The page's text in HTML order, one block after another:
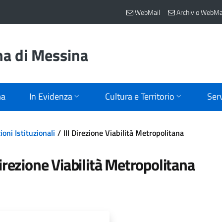
WebMail Archivio
di Messina
In Evidenza Cultura e Territorio
Istituzionali III Direzione Viabilità Metropolitana
Viabilità Metropolitana